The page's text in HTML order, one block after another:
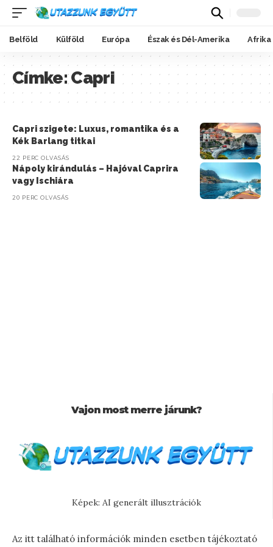
Belföld Külföld Európa Észak és Dél-Amerika Afrika
Címke:Capri
Capri szigete: Luxus, romantika és a
Kék Barlang titkai
22 PERC OLVASÁS
Nápoly kirándulás – Hajóval Caprira
vagy Ischiára
20 PERC OLVASÁS
Vajon most merre járunk?
Képek: AI generált illusztrációk
Az itt található információk minden esetben tájékoztató